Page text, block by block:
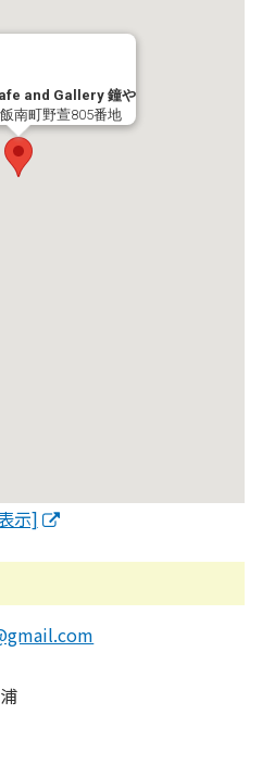
and Gallery 鐘や
南町野萱805番地
示]